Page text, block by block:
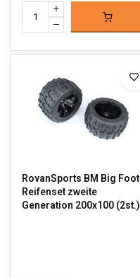
RovanSports BM Big Foot
Reifenset zweite
Generation 200x100 (2st.)